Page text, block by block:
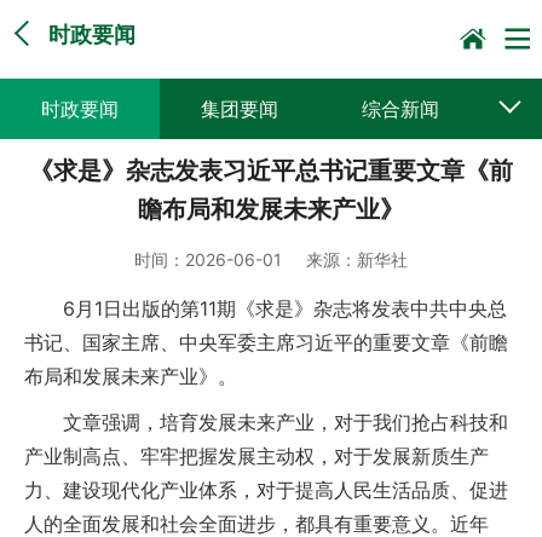
时政要闻
时政要闻 集团要闻 综合新闻
媒体聚焦 党建动态 普遍服务
《求是》杂志发表习近平总书记重要文章《前
瞻布局和发展未来产业》
时间： 2026-06-01 来源： 新华社
6月1日出版的第11期《求是》杂志将发表中共中央总
书记、国家主席、中央军委主席习近平的重要文章《前瞻
布局和发展未来产业》。
文章强调，培育发展未来产业，对于我们抢占科技和
产业制高点、牢牢把握发展主动权，对于发展新质生产
力、建设现代化产业体系，对于提高人民生活品质、促进
人的全面发展和社会全面进步，都具有重要意义。近年